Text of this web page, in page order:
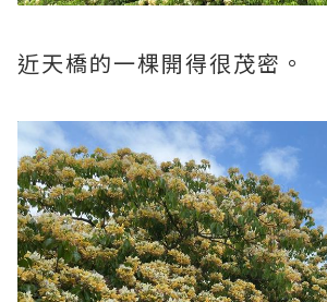
近天橋的一棵開得很茂密。